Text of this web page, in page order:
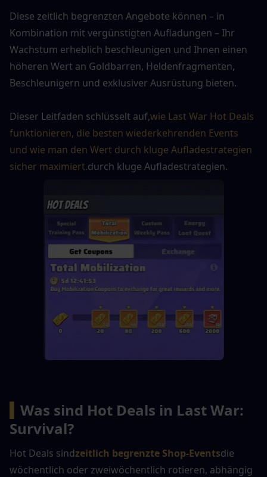
Diese zeitlich begrenzten Angebote können – in
Kombination mit vergünstigten Aufladungen – Ihr
Wachstum erheblich beschleunigen und Ihnen einen
höheren Wert an Goldbarren, Heldenfragmenten,
Beschleunigern und exklusiver Ausrüstung bieten.
Dieser Leitfaden schlüsselt auf,wie Last War Hot Deals
funktionieren, die besten wiederkehrenden Events
und wie man den Wert durch kluge Aufladestrategien
sicher maximiert.durch kluge Aufladestrategien.
Was sind Hot Deals in Last War:
Survival?
Hot Deals sindzeitlich begrenzte Shop-Eventsdie
wöchentlich oder zweiwöchentlich rotieren, abhängig